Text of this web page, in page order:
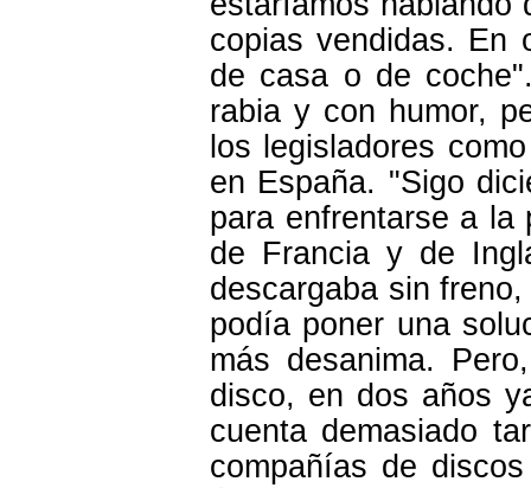
copias vendidas. En
de casa o de
rabia y con humor,
los legisladores
en España. "Sigo
para enfrentarse a la
de Francia y de
descargaba sin
podía poner una
más desanima.
disco, en dos años
cuenta demasiado
compañías de